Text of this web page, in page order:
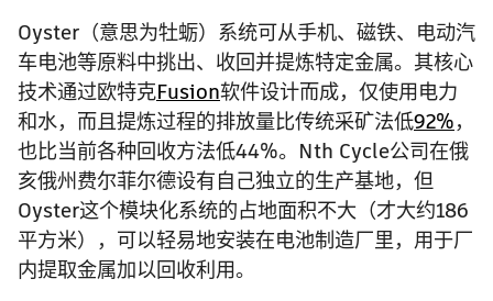
Oyster（意思为牡蛎）系统可从手机、磁铁、电动汽
车电池等原料中挑出、收回并提炼特定金属。其核心
技术通过欧特克Fusion软件设计而成，仅使用电力
和水，而且提炼过程的排放量比传统采矿法低92%，
也比当前各种回收方法低44%。Nth Cycle公司在俄
亥俄州费尔菲尔德设有自己独立的生产基地，但
Oyster这个模块化系统的占地面积不大（才大约186
平方米），可以轻易地安装在电池制造厂里，用于厂
内提取金属加以回收利用。